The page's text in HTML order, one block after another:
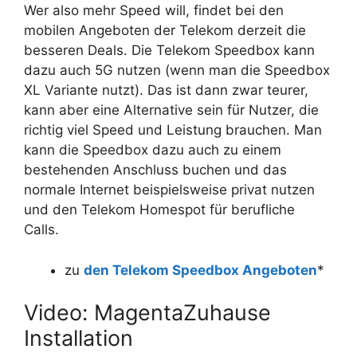
Wer also mehr Speed will, findet bei den
mobilen Angeboten der Telekom derzeit die
besseren Deals. Die Telekom Speedbox kann
dazu auch 5G nutzen (wenn man die Speedbox
XL Variante nutzt). Das ist dann zwar teurer,
kann aber eine Alternative sein für Nutzer, die
richtig viel Speed und Leistung brauchen. Man
kann die Speedbox dazu auch zu einem
bestehenden Anschluss buchen und das
normale Internet beispielsweise privat nutzen
und den Telekom Homespot für berufliche
Calls.
zu den Telekom Speedbox Angeboten*
Video: MagentaZuhause
Installation